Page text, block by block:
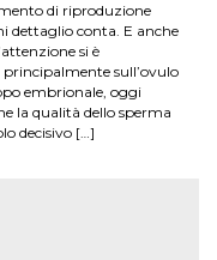
di riproduzione
dettaglio conta. E anche
si è
sull’ovulo
embrionale, oggi
la qualità dello sperma
decisivo […]